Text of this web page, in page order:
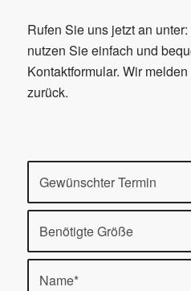
Rufen Sie uns jetzt an unter:
nutzen Sie einfach und
Kontaktformular. Wir
zurück.